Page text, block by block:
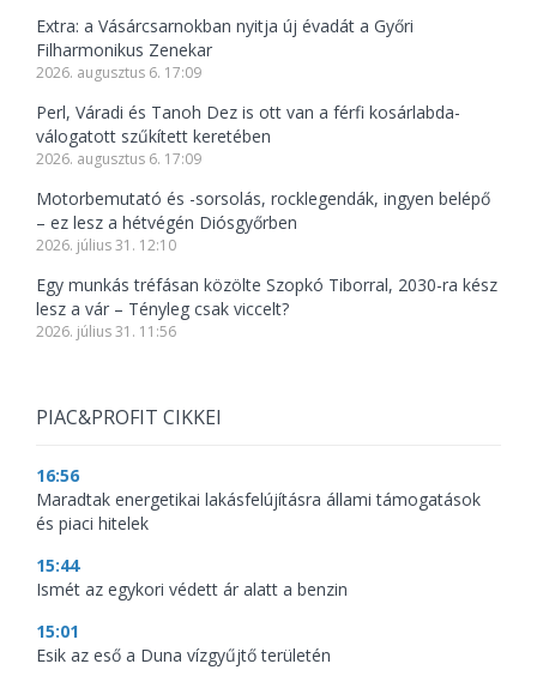
Extra: a Vásárcsarnokban nyitja új évadát a Győri
Filharmonikus Zenekar
2026. augusztus 6. 17:09
Perl, Váradi és Tanoh Dez is ott van a férfi kosárlabda-
válogatott szűkített keretében
2026. augusztus 6. 17:09
Motorbemutató és -sorsolás, rocklegendák, ingyen belépő
– ez lesz a hétvégén Diósgyőrben
2026. július 31. 12:10
Egy munkás tréfásan közölte Szopkó Tiborral, 2030-ra kész
lesz a vár – Tényleg csak viccelt?
2026. július 31. 11:56
PIAC&PROFIT CIKKEI
16:56
Maradtak energetikai lakásfelújításra állami támogatások
és piaci hitelek
15:44
Ismét az egykori védett ár alatt a benzin
15:01
Esik az eső a Duna vízgyűjtő területén